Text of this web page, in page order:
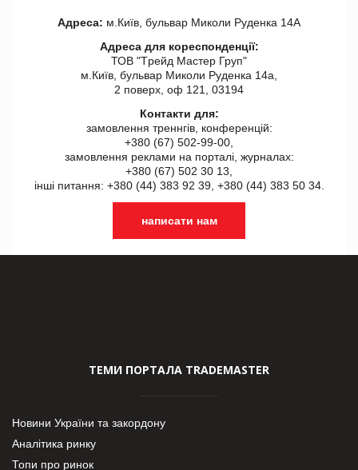
Адреса: м.Київ, бульвар Миколи Руденка 14А
Адреса для кореспонденції:
ТОВ "Tрейд Мастер Груп"
м.Київ, бульвар Миколи Руденка 14а,
2 поверх, оф 121, 03194
Контакти для:
замовлення треннгів, конференцій:
+380 (67) 502-99-00,
замовлення реклами на порталі, журналах:
+380 (67) 502 30 13,
інші питання: +380 (44) 383 92 39, +380 (44) 383 50 34.
написати нам
ТЕМИ ПОРТАЛА TRADEMASTER
Новини України та закордону
Аналітика ринку
Топи про ринок